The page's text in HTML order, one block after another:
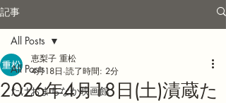
記事
All Posts
たけおまちなか映画館
All Posts
2026年4月18日(土)漬蔵た
恵梨子 重松
4月18日 読了時間: 2分